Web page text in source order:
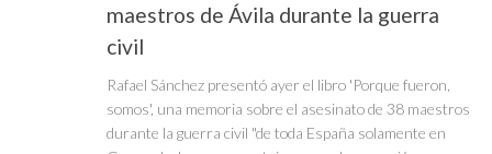
maestros de Ávila durante la guerra
civil
Rafael Sánchez presentó ayer el libro 'Porque fueron,
somos', una memoria sobre el asesinato de 38 maestros
durante la guerra civil "de toda España solamente en